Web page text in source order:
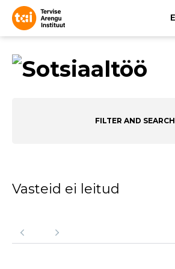
Vasteid ei leitud
FILTER AND SEARCH